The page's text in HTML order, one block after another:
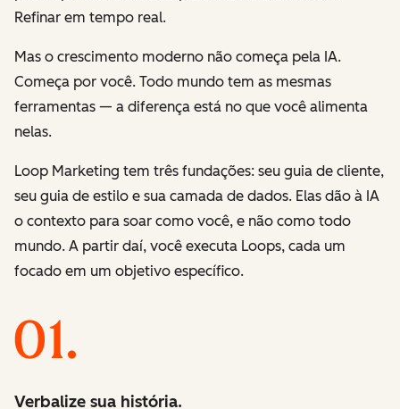
Refinar em tempo real.
Mas o crescimento moderno não começa pela IA.
Começa por você. Todo mundo tem as mesmas
ferramentas — a diferença está no que você alimenta
nelas.
Loop Marketing tem três fundações: seu guia de cliente,
seu guia de estilo e sua camada de dados. Elas dão à IA
o contexto para soar como você, e não como todo
mundo. A partir daí, você executa Loops, cada um
focado em um objetivo específico.
Verbalize sua história.